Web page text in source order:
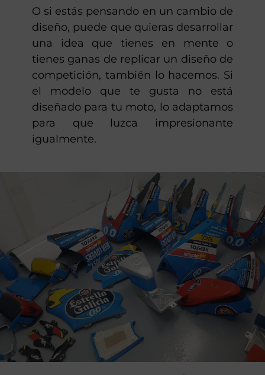
O si estás pensando en un cambio de
diseño, puede que quieras desarrollar
una idea que tienes en mente o
tienes ganas de replicar un diseño de
competición, también lo hacemos. Si
el modelo que te gusta no está
diseñado para tu moto, lo adaptamos
para que luzca impresionante
igualmente.